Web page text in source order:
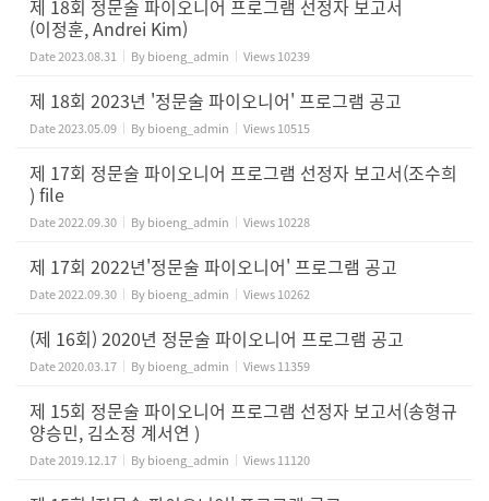
제 18회 정문술 파이오니어 프로그램 선정자 보고서
(이정훈, Andrei Kim)
Date2023.08.31 Bybioeng_admin Views10239
제 18회 2023년 '정문술 파이오니어' 프로그램 공고
Date2023.05.09 Bybioeng_admin Views10515
제 17회 정문술 파이오니어 프로그램 선정자 보고서(조수희
) file
Date2022.09.30 Bybioeng_admin Views10228
제 17회 2022년'정문술 파이오니어' 프로그램 공고
Date2022.09.30 Bybioeng_admin Views10262
(제 16회) 2020년 정문술 파이오니어 프로그램 공고
Date2020.03.17 Bybioeng_admin Views11359
제 15회 정문술 파이오니어 프로그램 선정자 보고서(송형규
양승민, 김소정 계서연 )
Date2019.12.17 Bybioeng_admin Views11120